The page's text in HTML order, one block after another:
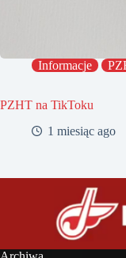
Informacje
PZHT na TikToku
1 miesiąc ago